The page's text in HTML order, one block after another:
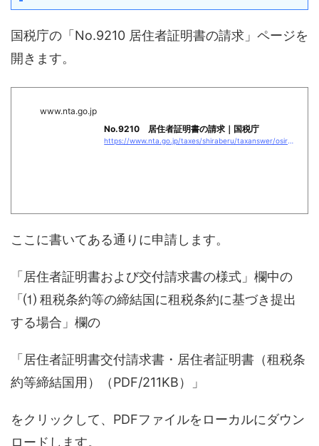
国税庁の「No.9210 居住者証明書の請求」ページを
開きます。
www.nta.go.jp
No.9210 居住者証明書の請求｜国税庁
ここに書いてある通りに申請します。
「居住者証明書および交付請求書の様式」欄中の
「⑴ 租税条約等の締結国に租税条約に基づき提出
する場合」欄の
「居住者証明書交付請求書・居住者証明書（租税条
約等締結国用）（PDF/211KB）」
をクリックして、PDFファイルをローカルにダウン
ロードします。